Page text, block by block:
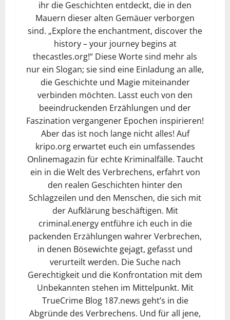
ihr die Geschichten entdeckt, die in den
Mauern dieser alten Gemäuer verborgen
sind. „Explore the enchantment, discover the
history – your journey begins at
thecastles.org!“ Diese Worte sind mehr als
nur ein Slogan; sie sind eine Einladung an alle,
die Geschichte und Magie miteinander
verbinden möchten. Lasst euch von den
beeindruckenden Erzählungen und der
Faszination vergangener Epochen inspirieren!
Aber das ist noch lange nicht alles! Auf
kripo.org erwartet euch ein umfassendes
Onlinemagazin für echte Kriminalfälle. Taucht
ein in die Welt des Verbrechens, erfahrt von
den realen Geschichten hinter den
Schlagzeilen und den Menschen, die sich mit
der Aufklärung beschäftigen. Mit
criminal.energy entführe ich euch in die
packenden Erzählungen wahrer Verbrechen,
in denen Bösewichte gejagt, gefasst und
verurteilt werden. Die Suche nach
Gerechtigkeit und die Konfrontation mit dem
Unbekannten stehen im Mittelpunkt. Mit
TrueCrime Blog 187.news geht’s in die
Abgründe des Verbrechens. Und für all jene,